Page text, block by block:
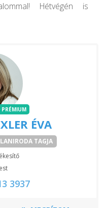
Hétvégén is
PRÉMIUM
ÉVA
TAGJA
3937